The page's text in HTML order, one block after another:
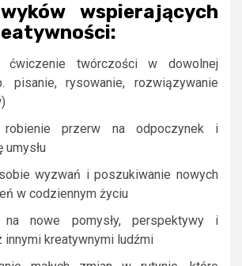
wspierających
ćwiczenie twórczości w dowolnej
pisanie, rysowanie, rozwiązywanie
robienie przerw na odpoczynek i
umysłu
wyzwań i poszukiwanie nowych
w codziennym życiu
na nowe pomysły, perspektywy i
innymi kreatywnymi ludźmi